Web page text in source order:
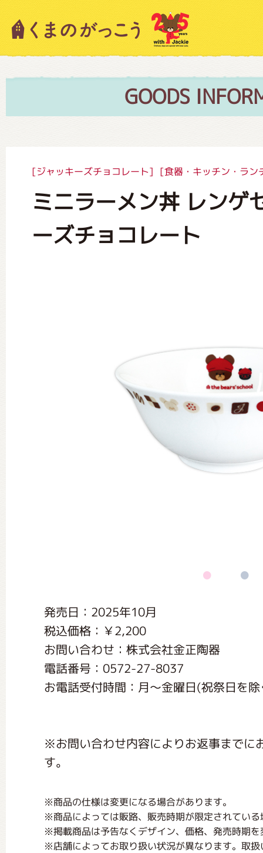
GOODS
[ジャッキーズチョコレート] [食器・キッチン・ラン
ミニラーメン丼 レンゲ
ーズチョコレート
発売日：2025年10月
税込価格：￥2,200
お問い合わせ：株式会社金正陶器
電話番号：0572-27-8037
お電話受付時間：月〜金曜日(祝祭日を
※お問い合わせ内容によりお返事までに
す。
※商品の仕様は変更になる場合があります。
※商品によっては販路、販売時期が限定されてい
※掲載商品は予告なくデザイン、価格、発売時期
※店舗によってお取り扱い状況が異なります。取
キャラクター紹介
絵本・作家紹介
ミュージカル・コンサート
おたのしみコンテンツ(クイズ・
くまのがっこう 家庭科部